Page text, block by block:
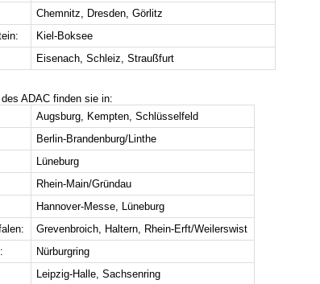
Chemnitz, Dresden, Görlitz
Kiel-Boksee
Eisenach, Schleiz, Straußfurt
ADAC finden sie in:
Augsburg, Kempten, Schlüsselfeld
Berlin-Brandenburg/Linthe
Lüneburg
Rhein-Main/Gründau
Hannover-Messe, Lüneburg
Grevenbroich, Haltern, Rhein-Erft/Weilerswist
Nürburgring
Leipzig-Halle, Sachsenring